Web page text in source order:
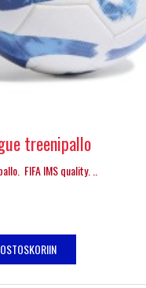
treenipallo
FIFA IMS quality. ..